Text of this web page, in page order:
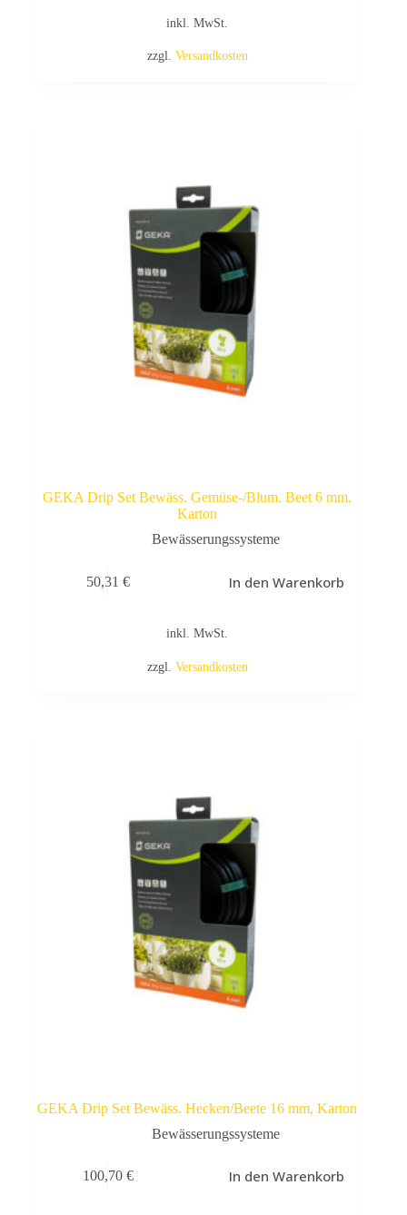
inkl. MwSt.
zzgl. Versandkosten
GEKA Drip Set Bewäss. Gemüse-/Blum. Beet 6 mm,
Karton
Bewässerungssysteme
50,31 € In den Warenkorb
inkl. MwSt.
zzgl. Versandkosten
GEKA Drip Set Bewäss. Hecken/Beete 16 mm, Karton
Bewässerungssysteme
100,70 € In den Warenkorb